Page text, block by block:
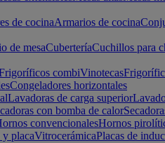
de cocinaArmarios de cocina
de mesaCuberteríaCuchillos para
combiVinotecas
Congeladores horizontales
Lavadoras de carga superior
con bomba de calor
convencionalesHornos
placaVitrocerámicaPlacas de